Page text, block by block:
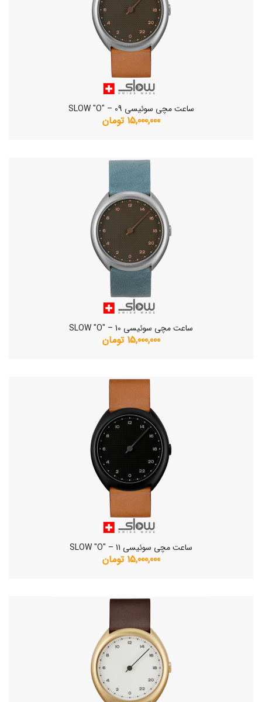
ساعت مچی سوئیسی SLOW "O" – 09
15,000,000 تومان
ساعت مچی سوئیسی SLOW "O" – 10
15,000,000 تومان
ساعت مچی سوئیسی SLOW "O" – 11
15,000,000 تومان